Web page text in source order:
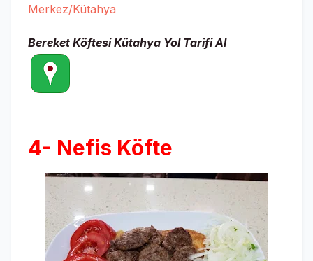
Merkez/Kütahya
Bereket Köftesi Kütahya Yol Tarifi Al
4- Nefis Köfte